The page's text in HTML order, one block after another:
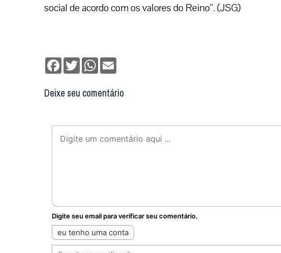
social de acordo com os valores do Reino”. (JSG)
Facebook
TwitterWhatsApp
Deixe seu comentário
Digite seu email para verificar seu comentário.
eu tenho uma conta